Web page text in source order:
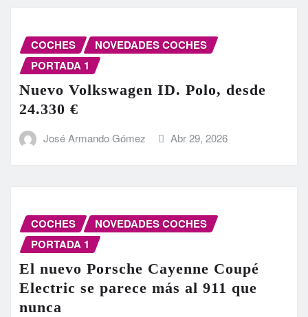
COCHES
NOVEDADES COCHES
PORTADA 1
Nuevo Volkswagen ID. Polo, desde
24.330 €
José Armando Gómez Abr 29, 2026
COCHES
NOVEDADES COCHES
PORTADA 1
El nuevo Porsche Cayenne Coupé
Electric se parece más al 911 que
nunca